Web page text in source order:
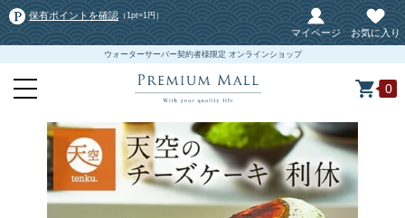
保有ポイントを確認 （1pt=1円）
マイページ お気に入り
ウォーターサーバー契約者様限定 オンラインショップ
0